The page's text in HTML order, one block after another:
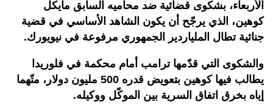
الأربعاء، بشكوى قضائية ضد محاميه السابق مايكل
كوهين، الذي يرجّح أن يكون الشاهد الأساسي في قضية
جنائية تطال الملياردير الجمهوري مرفوعة في نيويورك.
والشكوى التي قدّمها ترامب أمام محكمة في فلوريدا
يطالب فيها كوهين بتعويض قدره 500 مليون دولار، متّهما
إياه بخرق اتفاق السرية بين الموكّل ووكيله.